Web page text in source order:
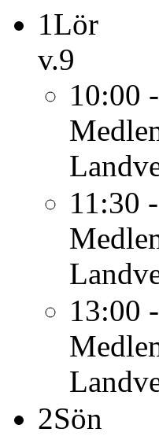
1Lör
v.9
10:00
11:30
13:00
2Sön